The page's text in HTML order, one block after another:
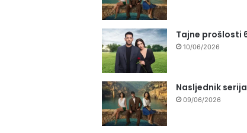
Tajne prošlosti
10/06/2026
Nasljednik
09/06/2026